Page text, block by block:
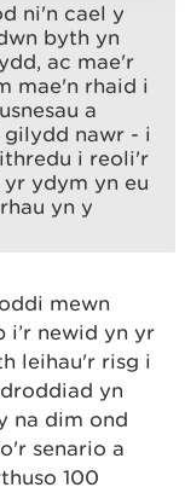
ni'n cael y
byth yn
ac mae'r
mae'n rhaid i
a
nawr - i
i reoli'r
ydym yn eu
yn y
mewn
newid yn yr
leihau'r risg i
yn
na dim ond
senario a
100